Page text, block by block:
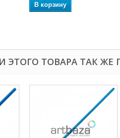
В корзину
ЭТОГО ТОВАРА ТАК ЖЕ